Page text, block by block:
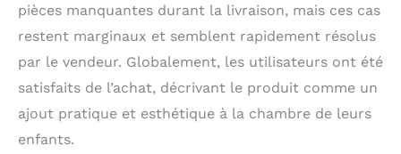
pièces manquantes durant la livraison, mais ces cas
restent marginaux et semblent rapidement résolus
par le vendeur. Globalement, les utilisateurs ont été
satisfaits de l’achat, décrivant le produit comme un
ajout pratique et esthétique à la chambre de leurs
enfants.